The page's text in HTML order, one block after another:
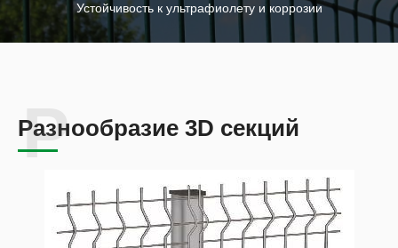
Устойчивость к ультрафиолету и коррозии
Разнообразие 3D секций